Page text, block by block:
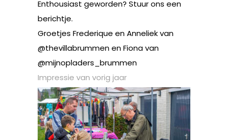
Enthousiast geworden? Stuur ons een
berichtje.
Groetjes Frederique en Anneliek van
@thevillabrummen en Fiona van
@mijnopladers_brummen
Impressie van vorig jaar